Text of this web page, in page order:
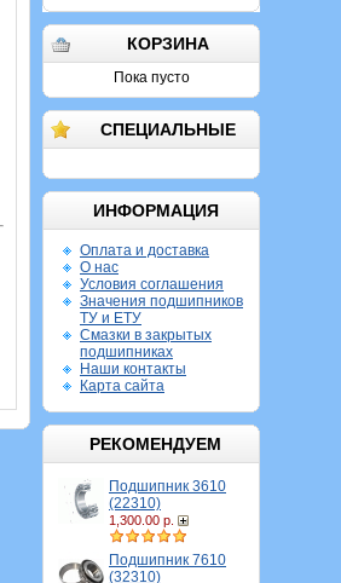
КОРЗИНА
Пока пусто
СПЕЦИАЛЬНЫЕ
ИНФОРМАЦИЯ
Оплата и доставка
О нас
Условия соглашения
Значения подшипников
ТУ и ЕТУ
Смазки в закрытых
подшипниках
Наши контакты
Карта сайта
РЕКОМЕНДУЕМ
Подшипник 3610
(22310)
1,300.00 р.
Подшипник 7610
(32310)